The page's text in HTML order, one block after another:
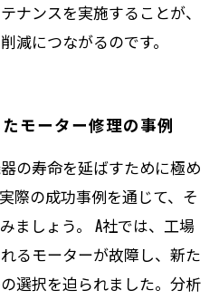
ナンスを実施することが、
減につながるのです。
モーター修理の事例
の寿命を延ばすために極め
際の成功事例を通じて、そ
ましょう。 A社では、工場
るモーターが故障し、新た
選択を迫られました。分析